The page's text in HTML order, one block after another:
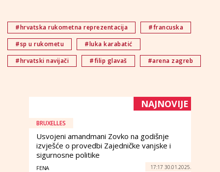
#hrvatska rukometna reprezentacija
#francuska
#sp u rukometu
#luka karabatić
#hrvatski navijači
#filip glavaš #arena zagreb
NAJNOVIJE
BRUXELLES
Usvojeni amandmani Zovko na godišnje
izvješće o provedbi Zajedničke vanjske i
sigurnosne politike
FENA 17:17 30.01.2025.